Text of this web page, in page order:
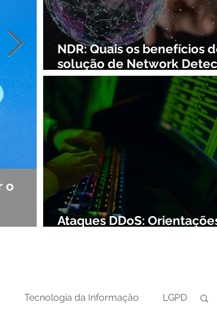
NDR: Quais os benefícios
solução de Network
and Response?
Ataques DDoS:
o
Observabilidade e NOC:
Segurança de Redes
Tecnologia da Informação LGPD